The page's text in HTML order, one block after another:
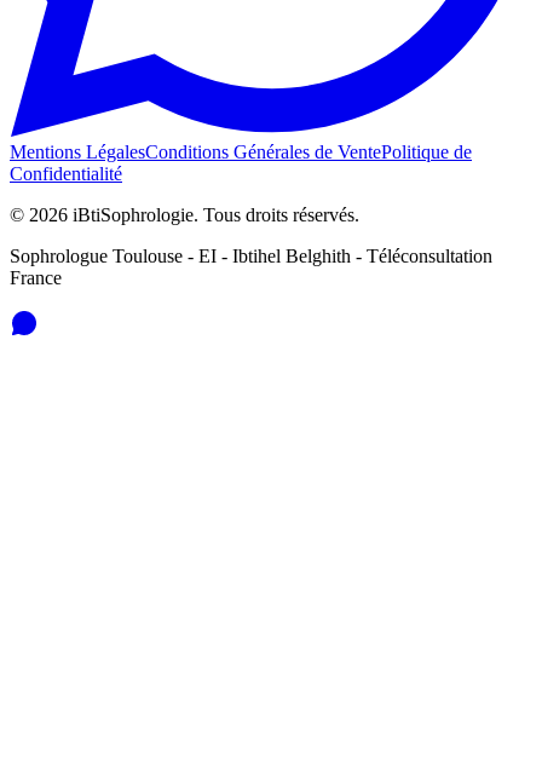
Mentions LégalesConditions Générales de VentePolitique de
Confidentialité
© 2026 iBtiSophrologie. Tous droits réservés.
Sophrologue Toulouse - EI - Ibtihel Belghith - Téléconsultation
France